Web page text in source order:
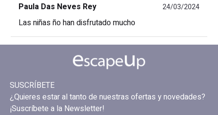
Paula Das Neves Rey 24/03/2024
Las niñas ño han disfrutado mucho
SUSCRÍBETE
¿Quieres estar al tanto de nuestras ofertas y novedades?
¡Suscríbete a la Newsletter!